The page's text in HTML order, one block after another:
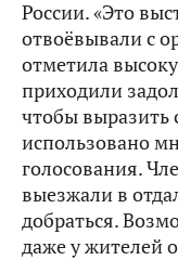
России. «Это
отвоёвывали с
отметила
приходили
чтобы выразить
использовано
голосования.
выезжали в
добраться.
даже у жителей